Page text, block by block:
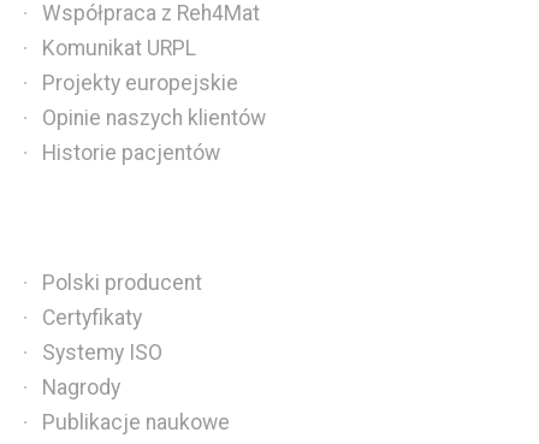
Współpraca z Reh4Mat
Komunikat URPL
Projekty europejskie
Opinie naszych klientów
Historie pacjentów
Polski producent
Certyfikaty
Systemy ISO
Nagrody
Publikacje naukowe